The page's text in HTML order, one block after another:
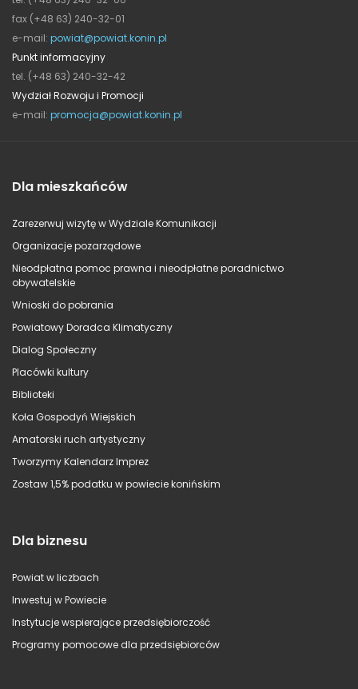
fax (+48 63) 240-32-01
e-mail: powiat@powiat.konin.pl
Punkt informacyjny
tel. (+48 63) 240-32-42
Wydział Rozwoju i Promocji
e-mail: promocja@powiat.konin.pl
Dla mieszkańców
Zarezerwuj wizytę w Wydziale Komunikacji
Organizacje pozarządowe
Nieodpłatna pomoc prawna i nieodpłatne poradnictwo
obywatelskie
Wnioski do pobrania
Powiatowy Doradca Klimatyczny
Dialog Społeczny
Placówki kultury
Biblioteki
Koła Gospodyń Wiejskich
Amatorski ruch artystyczny
Tworzymy Kalendarz Imprez
Zostaw 1,5% podatku w powiecie konińskim
Dla biznesu
Powiat w liczbach
Inwestuj w Powiecie
Instytucje wspierające przedsiębiorczość
Programy pomocowe dla przedsiębiorców